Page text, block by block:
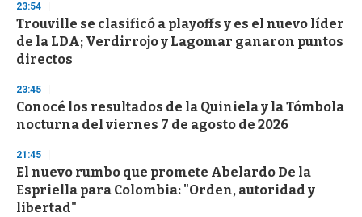
d
s
o
f
3
s
e
c
o
d
s
23:54
Trouville se clasificó a playoffs y es el nuevo líder
de la LDA; Verdirrojo y Lagomar ganaron puntos
directos
23:45
Conocé los resultados de la Quiniela y la Tómbola
nocturna del viernes 7 de agosto de 2026
21:45
El nuevo rumbo que promete Abelardo De la
Espriella para Colombia: "Orden, autoridad y
libertad"